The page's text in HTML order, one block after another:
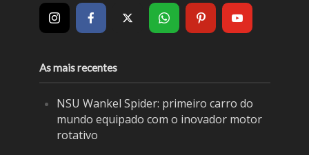
As mais recentes
NSU Wankel Spider: primeiro carro do
mundo equipado com o inovador motor
rotativo